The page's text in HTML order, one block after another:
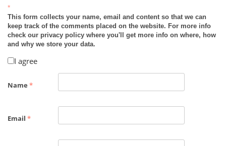
*
This form collects your name, email and content so that we can
keep track of the comments placed on the website. For more info
check our privacy policy where you'll get more info on where, how
and why we store your data.
I agree
Name *
Email *